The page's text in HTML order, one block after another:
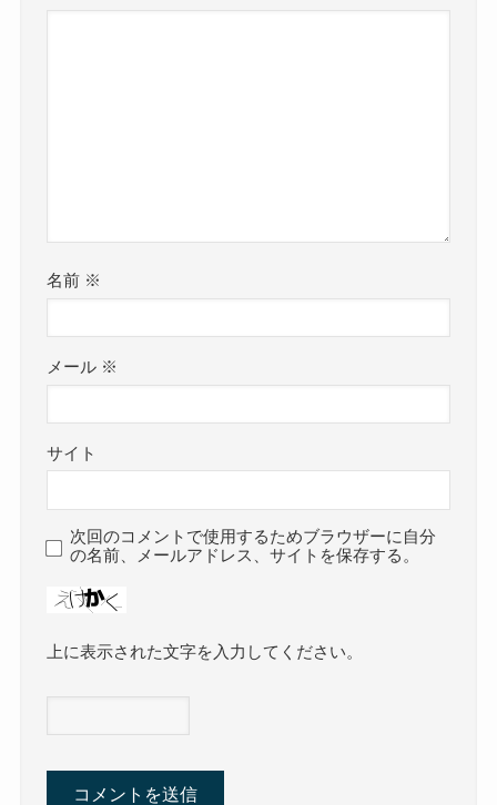
名前 ※
メール ※
サイト
次回のコメントで使用するためブラウザーに自分
の名前、メールアドレス、サイトを保存する。
上に表示された文字を入力してください。